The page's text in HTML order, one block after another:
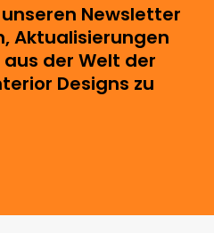
Newsletter
Aktualisierungen
der Welt der
Designs zu